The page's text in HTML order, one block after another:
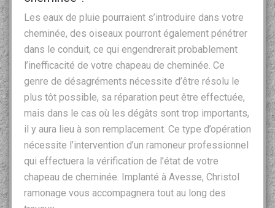
Les eaux de pluie pourraient s’introduire dans votre
cheminée, des oiseaux pourront également pénétrer
dans le conduit, ce qui engendrerait probablement
l’inefficacité de votre chapeau de cheminée. Ce
genre de désagréments nécessite d’être résolu le
plus tôt possible, sa réparation peut être effectuée,
mais dans le cas où les dégâts sont trop importants,
il y aura lieu à son remplacement. Ce type d’opération
nécessite l’intervention d’un ramoneur professionnel
qui effectuera la vérification de l’état de votre
chapeau de cheminée. Implanté à Avesse, Christol
ramonage vous accompagnera tout au long des